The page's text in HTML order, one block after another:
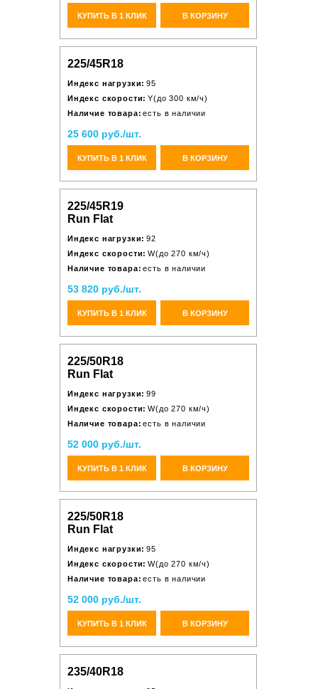
КУПИТЬ В 1 КЛИК В КОРЗИНУ
225/45R18
Индекс нагрузки: 95
Индекс скорости: Y(до 300 км/ч)
Наличие товара: есть в наличии
25 600 руб./шт.
КУПИТЬ В 1 КЛИК В КОРЗИНУ
225/45R19
Run Flat
Индекс нагрузки: 92
Индекс скорости: W(до 270 км/ч)
Наличие товара: есть в наличии
53 820 руб./шт.
КУПИТЬ В 1 КЛИК В КОРЗИНУ
225/50R18
Run Flat
Индекс нагрузки: 99
Индекс скорости: W(до 270 км/ч)
Наличие товара: есть в наличии
52 000 руб./шт.
КУПИТЬ В 1 КЛИК В КОРЗИНУ
225/50R18
Run Flat
Индекс нагрузки: 95
Индекс скорости: W(до 270 км/ч)
Наличие товара: есть в наличии
52 000 руб./шт.
КУПИТЬ В 1 КЛИК В КОРЗИНУ
235/40R18